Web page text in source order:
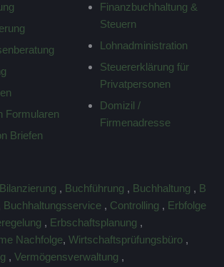
Formularen
Briefen
Finanzbuchhaltung &
Steuern
Lohnadministration
Steuererklärung für
Privatpersonen
Domizil /
Firmenadresse
Bilanzierung , Buchführung , Buchhaltung , B
Buchhaltungsservice , Controlling , Erbfolge
, Erbschaftsplanung ,
Nachfolge,Wirtschaftsprüfungsbüro ,
,Vermögensverwaltung ,